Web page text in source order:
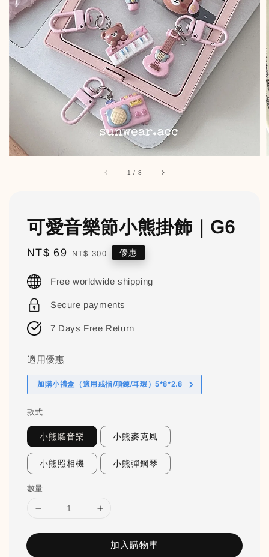
1 / 8
可愛音樂節小熊掛飾｜G6
Sale
NT$ 69 Regular
NT$ 300 優惠
Free worldwide shipping
Secure payments
7 Days Free Return
適用優惠
加購小禮盒（適用戒指/項鍊/耳環）5*8*2.8
款式
小熊聽音樂 小熊麥克風
小熊照相機 小熊彈鋼琴
數量
加入購物車